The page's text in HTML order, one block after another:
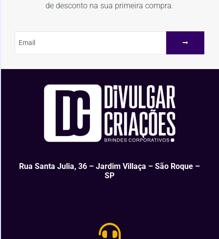
de desconto na sua primeira compra.
Rua Santa Julia, 36 – Jardim Villaça – São Roque –
SP